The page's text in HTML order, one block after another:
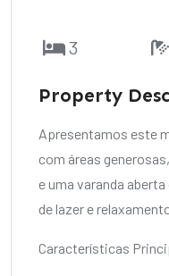
3
Property
Apresentamos este
com áreas
e uma varanda
de lazer e
Características